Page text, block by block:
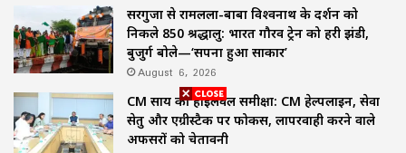
सरगुजा से रामलला-बाबा विश्वनाथ के दर्शन को
निकले 850 श्रद्धालु: भारत गौरव ट्रेन को हरी झंडी,
बुजुर्ग बोले—‘सपना हुआ साकार’
August 6, 2026
CM साय की हाईलेवल समीक्षा: CM हेल्पलाइन, सेवा
सेतु और एग्रीस्टैक पर फोकस, लापरवाही करने वाले
अफसरों को चेतावनी